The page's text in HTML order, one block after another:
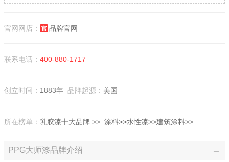
官网网店： 品牌官网
联系电话： 400-880-1717
创立时间： 1883年 品牌起源： 美国
所在榜单： 乳胶漆十大品牌 >> 涂料>>水性漆>>建筑涂料>>
PPG大师漆品牌介绍